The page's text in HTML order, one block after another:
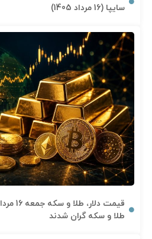
سایپا (16 مرداد 1405)
طلا و سکه گران شدند